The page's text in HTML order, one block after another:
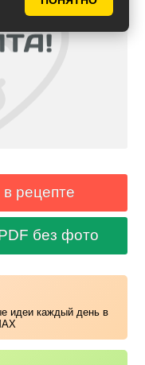
рецепте
без фото
идеи каждый день в